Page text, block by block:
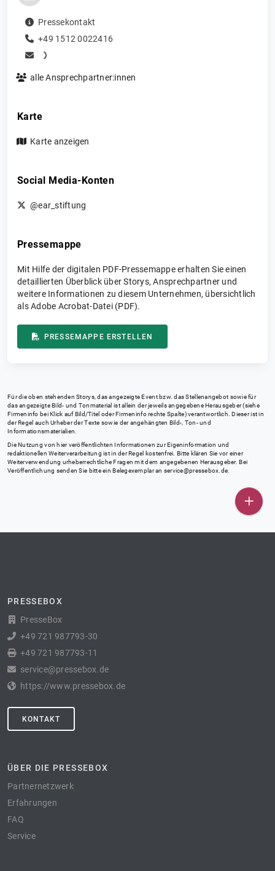
Pressekontakt
+49 1512 0022416
alle Ansprechpartner:innen
Karte
Karte anzeigen
Social Media-Konten
@ear_stiftung
Pressemappe
Mit Hilfe der digitalen PDF-Pressemappe erhalten Sie einen
detaillierten Überblick über Storys, Ansprechpartner und
weitere Informationen zu diesem Unternehmen, übersichtlich
als Adobe Acrobat-Datei (PDF).
PRESSEMAPPE ERSTELLEN
Für die oben stehenden Storys, das angezeigte Event bzw. das Stellenangebot sowie für
das angezeigte Bild- und Tonmaterial ist allein der jeweils angegebene Herausgeber (siehe
Firmeninfo bei Klick auf Bild/Titel oder Firmeninfo rechte Spalte) verantwortlich. Dieser ist in
der Regel auch Urheber der Texte sowie der angehängten Bild-, Ton- und
Informationsmaterialien.
Die Nutzung von hier veröffentlichten Informationen zur Eigeninformation und
redaktionellen Weiterverarbeitung ist in der Regel kostenfrei. Bitte klären Sie vor einer
Weiterverwendung urheberrechtliche Fragen mit dem angegebenen Herausgeber. Bei
Veröffentlichung senden Sie bitte ein Belegexemplar an service@pressebox.de
PRESSEBOX
PresseBox
+49 721 987793-30
+49 721 987793-11
service@pressebox.de
https://www.pressebox.de
KONTAKT
ÜBER DIE PRESSEBOX
Partnernetzwerk
Erfahrungen
FAQ
Service